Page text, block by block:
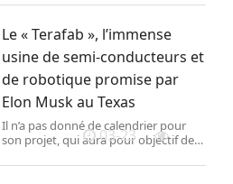
concours de la force publique avait
2024, atteignant 30 500.
Le « Terafab », l’immense
usine de semi-conducteurs et
de robotique promise par
Elon Musk au Texas
Il n’a pas donné de calendrier pour
son projet, qui aura pour objectif de
calcul par an. Il a déjà, par le passé,
03-23